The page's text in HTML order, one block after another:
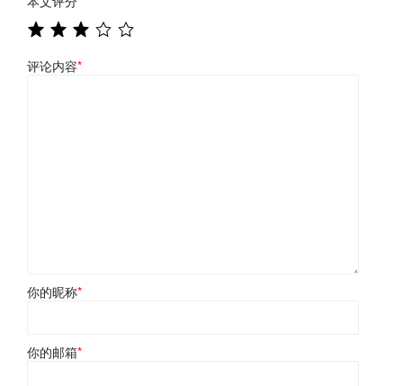
评论内容*
你的昵称*
你的邮箱*